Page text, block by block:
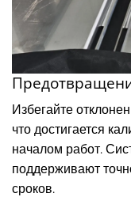
Избегайте
что достигается
началом работ.
поддерживают
сроков.